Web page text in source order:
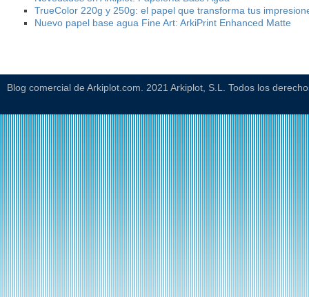
TrueColor 220g y 250g: el papel que transforma tus
Nuevo papel base agua Fine Art: ArkiPrint Enhanced Matte
Blog comercial de Arkiplot.com. 2021 Arkiplot, S.L. Todos los